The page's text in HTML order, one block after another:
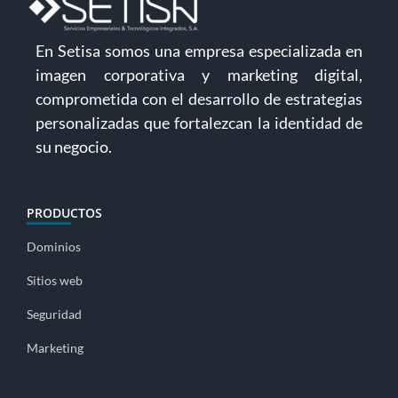
En Setisa somos una empresa especializada en
imagen corporativa y marketing digital,
comprometida con el desarrollo de estrategias
personalizadas que fortalezcan la identidad de
su negocio.
PRODUCTOS
Dominios
Sitios web
Seguridad
Marketing